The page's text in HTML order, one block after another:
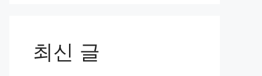
최신 글